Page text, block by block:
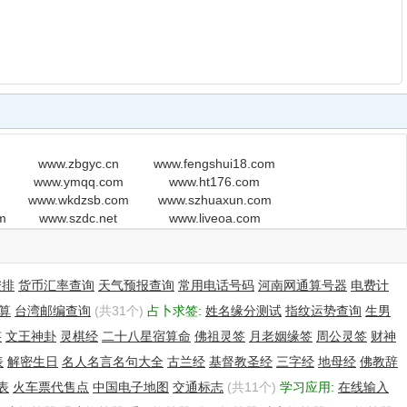
www.zbgyc.cn
www.fengshui18.com
www.ymqq.com
www.ht176.com
www.wkdzsb.com
www.szhuaxun.com
www.szdc.net www.liveoa.com
货币汇率查询 天气预报查询 常用电话号码 河南网通算号器 电费计
台湾邮编查询 (共31个) 占卜求签: 姓名缘分测试 指纹运势查询 生男
文王神卦 灵棋经 二十八星宿算命 佛祖灵签 月老姻缘签 周公灵签 财神
解密生日 名人名言名句大全 古兰经 基督教圣经 三字经 地母经 佛教辞
火车票代售点 中国电子地图 交通标志 (共11个) 学习应用: 在线输入